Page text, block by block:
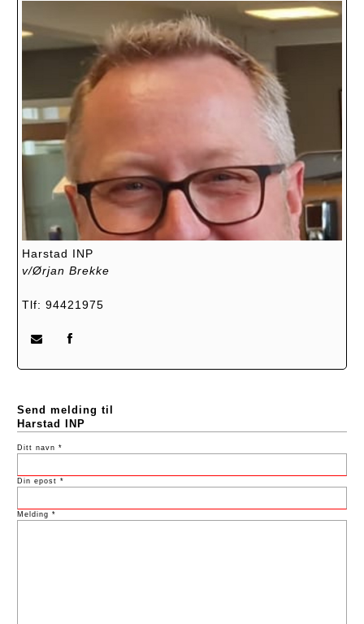
Harstad INP
v/Ørjan Brekke
Tlf: 94421975
Send melding til
Harstad INP
Ditt navn *
Din epost *
Melding *